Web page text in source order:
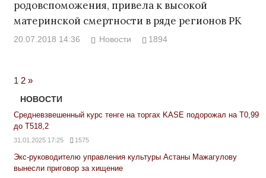
родовспоможения, привела к высокой
материнской смертности в ряде регионов РК
20.07.2018 14:36 Новости 1894
1 2 Next
Posts
»
НОВОСТИ
Средневзвешенный курс тенге на торгах KASE подорожал на Т0,99
до Т518,2
31.01.2025 17:25 1575
Экс-руководителю управления культуры Астаны Мажагулову
вынесли приговор за хищение